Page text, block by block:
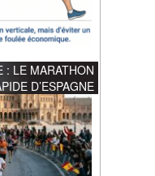
: LE MARATHON
D’ESPAGNE